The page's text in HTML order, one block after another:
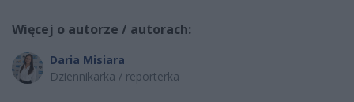
Więcej o autorze / autorach:
Daria Misiara
Dziennikarka / reporterka